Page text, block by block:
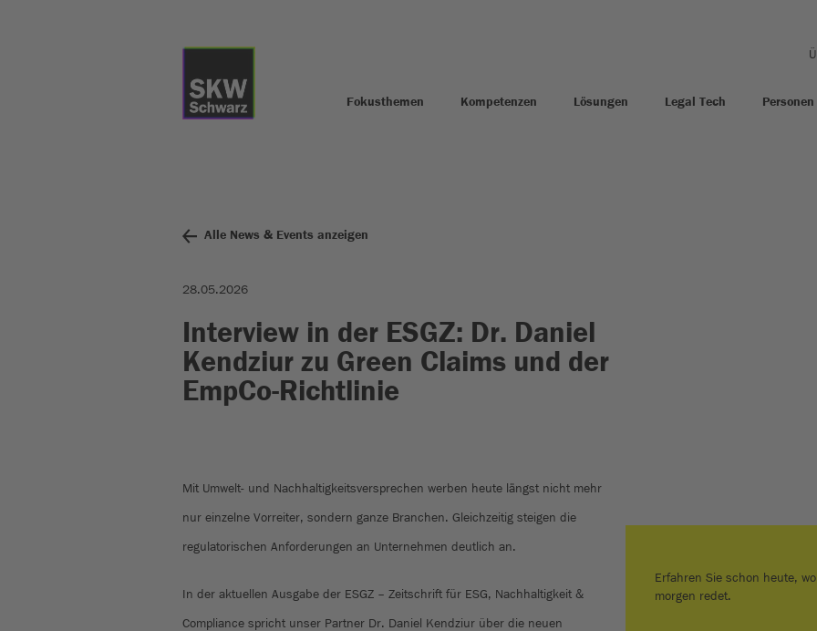
Fokusthemen Kompetenzen Lösungen Legal Tech Personen
Alle News & Events anzeigen
28.05.2026
Interview in der ESGZ: Dr. Daniel
Kendziur zu Green Claims und der
EmpCo-Richtlinie
Mit Umwelt- und Nachhaltigkeitsversprechen werben heute längst nicht mehr
nur einzelne Vorreiter, sondern ganze Branchen. Gleichzeitig steigen die
regulatorischen Anforderungen an Unternehmen deutlich an.
In der aktuellen Ausgabe der ESGZ – Zeitschrift für ESG, Nachhaltigkeit &
Compliance spricht unser Partner Dr. Daniel Kendziur über die neuen
Erfahren Sie schon heute,
morgen redet.